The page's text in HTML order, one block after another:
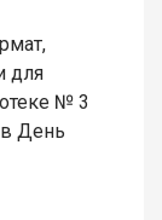
для
№ 3
День